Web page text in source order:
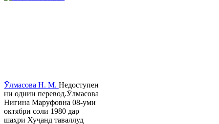
Ӯлмасова Н. М. Недоступен
ни однин перевод.Ӯлмасова
Нигина Маруфовна 08-уми
октябри соли 1980 дар
шаҳри Хуҷанд таваллуд